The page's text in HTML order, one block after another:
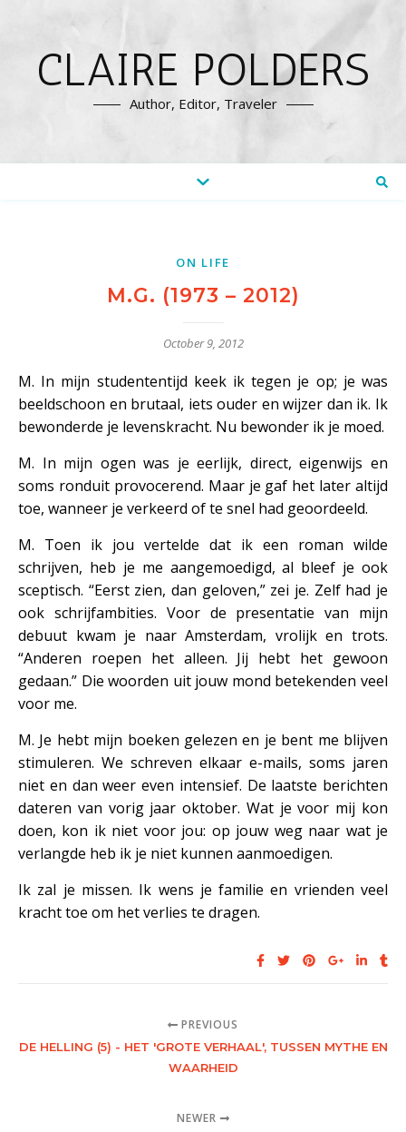
CLAIRE POLDERS
Author, Editor, Traveler
ON LIFE
M.G. (1973 – 2012)
October 9, 2012
M. In mijn studententijd keek ik tegen je op; je was
beeldschoon en brutaal, iets ouder en wijzer dan ik. Ik
bewonderde je levenskracht. Nu bewonder ik je moed.
M. In mijn ogen was je eerlijk, direct, eigenwijs en
soms ronduit provocerend. Maar je gaf het later altijd
toe, wanneer je verkeerd of te snel had geoordeeld.
M. Toen ik jou vertelde dat ik een roman wilde
schrijven, heb je me aangemoedigd, al bleef je ook
sceptisch. “Eerst zien, dan geloven,” zei je. Zelf had je
ook schrijfambities. Voor de presentatie van mijn
debuut kwam je naar Amsterdam, vrolijk en trots.
“Anderen roepen het alleen. Jij hebt het gewoon
gedaan.” Die woorden uit jouw mond betekenden veel
voor me.
M. Je hebt mijn boeken gelezen en je bent me blijven
stimuleren. We schreven elkaar e-mails, soms jaren
niet en dan weer even intensief. De laatste berichten
dateren van vorig jaar oktober. Wat je voor mij kon
doen, kon ik niet voor jou: op jouw weg naar wat je
verlangde heb ik je niet kunnen aanmoedigen.
Ik zal je missen. Ik wens je familie en vrienden veel
kracht toe om het verlies te dragen.
PREVIOUS
DE HELLING (5) - HET 'GROTE VERHAAL', TUSSEN MYTHE EN
WAARHEID
NEWER